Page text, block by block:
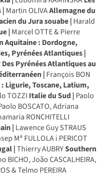
| Martin OLIVAAllemagne du
du Jura souabe | Harald
| Marcel OTTE & Pierre
Aquitaine : Dordogne,
Pyrénées Atlantiques |
Des Pyrénées Atlantiques au
| François BON
Ligurie, Toscane, Latium,
TOZZI Italie du Sud | Paolo
BOSCATO, Adriana
RONCHITELLI
| Lawence Guy STRAUS
Mª FULLOLA i PERICOT
|Thierry AUBRYSouthern
BICHO, João CASCALHEIRA,
& Telmo PEREIRA